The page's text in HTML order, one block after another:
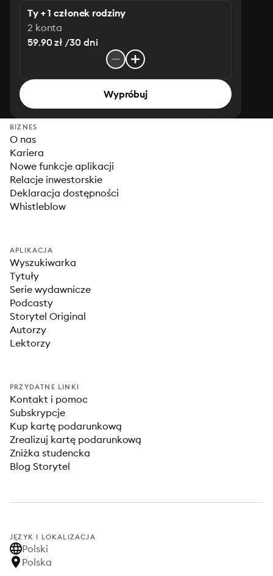
Ty + 1 członek rodziny
2 konta
59.90 zł /30 dni
Wypróbuj
BIZNES
O nas
Kariera
Nowe funkcje aplikacji
Relacje inwestorskie
Deklaracja dostępności
Whistleblow
APLIKACJA
Wyszukiwarka
Tytuły
Serie wydawnicze
Podcasty
Storytel Original
Autorzy
Lektorzy
PRZYDATNE LINKI
Kontakt i pomoc
Subskrypcje
Kup kartę podarunkową
Zrealizuj kartę podarunkową
Zniżka studencka
Blog Storytel
JĘZYK I LOKALIZACJA
Polski
Polska